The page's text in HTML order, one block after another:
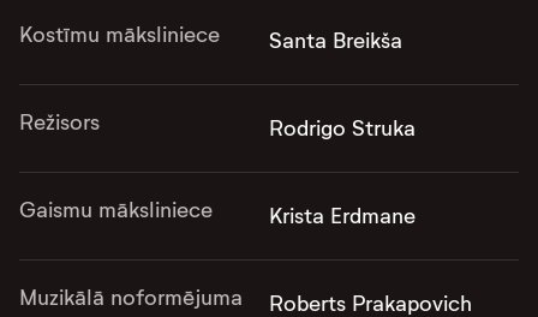
Kostīmu māksliniece Santa Breikša
Režisors Rodrigo Struka
Gaismu māksliniece Krista Erdmane
Muzikālā noformējuma
Roberts Prakapovich